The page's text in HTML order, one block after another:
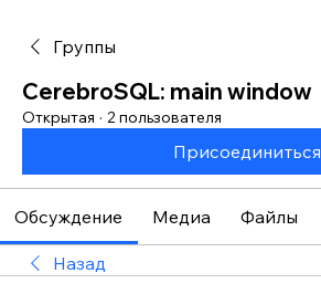
Группы
CerebroSQL: main window
Открытая · 2 пользователя
Присоединиться
Обсуждение Медиа Файлы
Назад